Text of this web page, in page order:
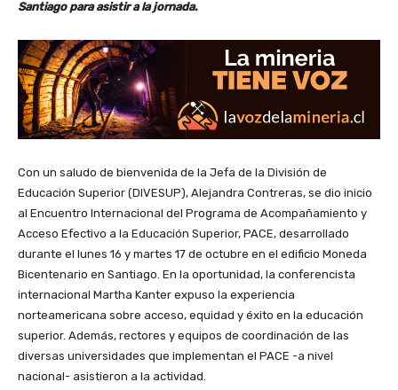
Santiago para asistir a la jornada.
Con un saludo de bienvenida de la Jefa de la División de
Educación Superior (DIVESUP), Alejandra Contreras, se dio inicio
al Encuentro Internacional del Programa de Acompañamiento y
Acceso Efectivo a la Educación Superior, PACE, desarrollado
durante el lunes 16 y martes 17 de octubre en el edificio Moneda
Bicentenario en Santiago. En la oportunidad, la conferencista
internacional Martha Kanter expuso la experiencia
norteamericana sobre acceso, equidad y éxito en la educación
superior. Además, rectores y equipos de coordinación de las
diversas universidades que implementan el PACE -a nivel
nacional- asistieron a la actividad.